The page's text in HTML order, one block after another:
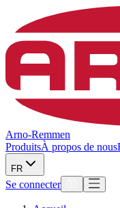
Arno-Remmen
ProduitsÀ propos de nous
FR
Se connecter